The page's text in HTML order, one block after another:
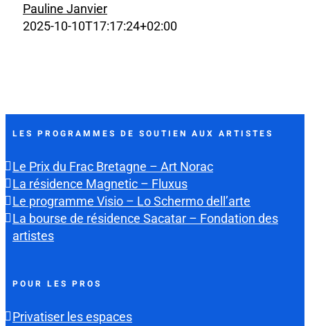
Pauline Janvier
2025-10-10T17:17:24+02:00
LES PROGRAMMES DE SOUTIEN AUX ARTISTES
Le Prix du Frac Bretagne – Art Norac
La résidence Magnetic – Fluxus
Le programme Visio – Lo Schermo dell’arte
La bourse de résidence Sacatar – Fondation des
artistes
POUR LES PROS
Privatiser les espaces